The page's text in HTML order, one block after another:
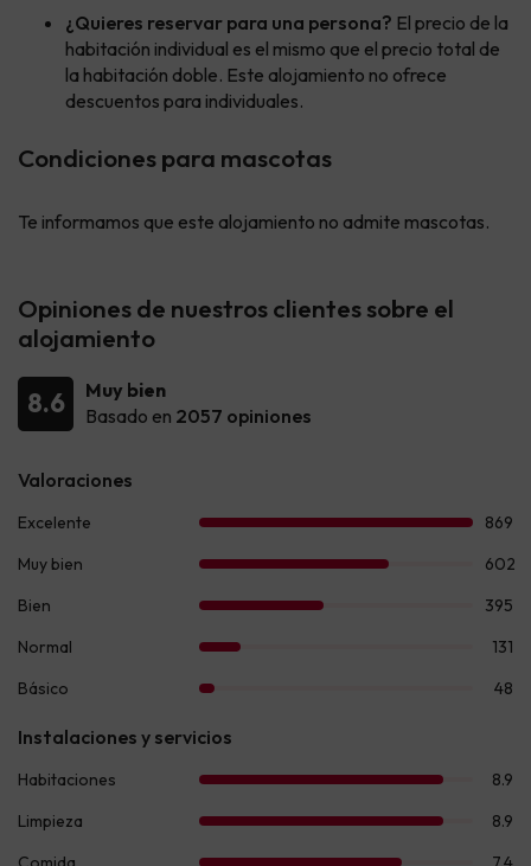
¿Quieres reservar para una persona? El precio de la
habitación individual es el mismo que el precio total de
la habitación doble. Este alojamiento no ofrece
descuentos para individuales.
Condiciones para mascotas
Te informamos que este alojamiento no admite mascotas.
Opiniones de nuestros clientes sobre el
alojamiento
8.6
Muy bien
Basado en 2057 opiniones